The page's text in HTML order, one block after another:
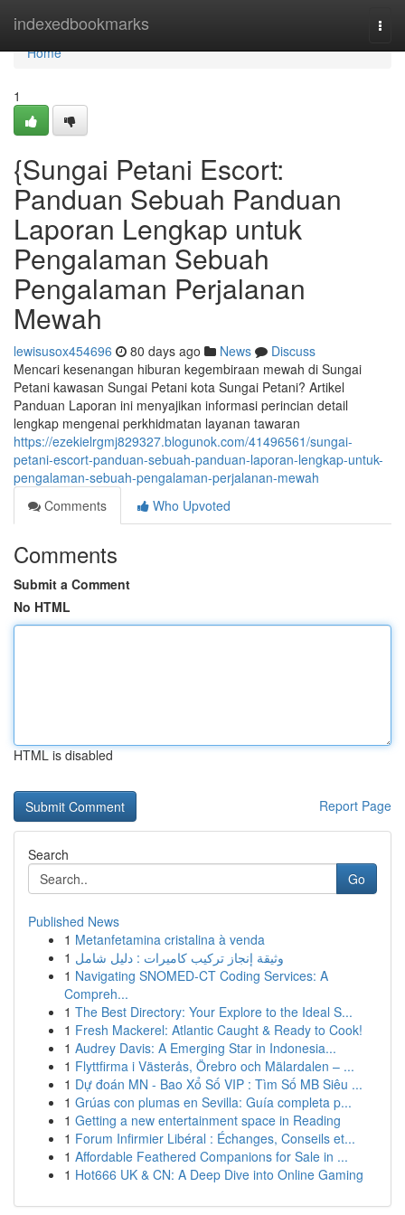
indexedbookmarks
Home
Home
1
{Sungai Petani Escort:
Panduan Sebuah Panduan
Laporan Lengkap untuk
Pengalaman Sebuah
Pengalaman Perjalanan
Mewah
lewisusox454696 80 days ago News
Discuss
Mencari kesenangan hiburan kegembiraan mewah di Sungai
Petani kawasan Sungai Petani kota Sungai Petani? Artikel
Panduan Laporan ini menyajikan informasi perincian detail
lengkap mengenai perkhidmatan layanan tawaran
https://ezekielrgmj829327.blogunok.com/41496561/sungai-
petani-escort-panduan-sebuah-panduan-laporan-lengkap-untuk-
pengalaman-sebuah-pengalaman-perjalanan-mewah
Comments
Who Upvoted
Comments
Submit a Comment
No HTML
HTML is disabled
Report Page
Search
Go
Published News
1 Metanfetamina cristalina à venda
1 وثيقة إنجاز تركيب كاميرات : دليل شامل
1 Navigating SNOMED-CT Coding Services: A
Compreh...
1 The Best Directory: Your Explore to the Ideal S...
1 Fresh Mackerel: Atlantic Caught & Ready to Cook!
1 Audrey Davis: A Emerging Star in Indonesia...
1 Flyttfirma i Västerås, Örebro och Mälardalen – ...
1 Dự đoán MN - Bao Xổ Số VIP : Tìm Số MB Siêu ...
1 Grúas con plumas en Sevilla: Guía completa p...
1 Getting a new entertainment space in Reading
1 Forum Infirmier Libéral : Échanges, Conseils et...
1 Affordable Feathered Companions for Sale in ...
1 Hot666 UK & CN: A Deep Dive into Online Gaming